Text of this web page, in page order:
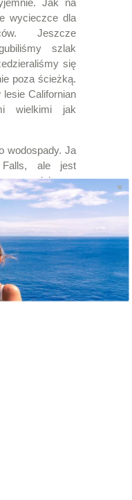
Jak na
wycieczce dla
Jeszcze
szlak
się
poza ścieżką.
Californian
wielkimi jak
wodospady. Ja
Falls, ale jest
miejscem
nie jest ciężki.
gęsty las, by u
rodem z
szczęście to